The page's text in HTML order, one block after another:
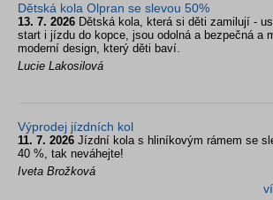
Dětská kola Olpran se slevou 50%
13. 7. 2026 Dětská kola, která si děti zamilují -
start i jízdu do kopce, jsou odolná a bezpečná a
moderní design, který děti baví.
Lucie Lakosilová
Výprodej jízdních kol
11. 7. 2026 Jízdní kola s hliníkovým rámem se
40 %, tak neváhejte!
Iveta Brožková